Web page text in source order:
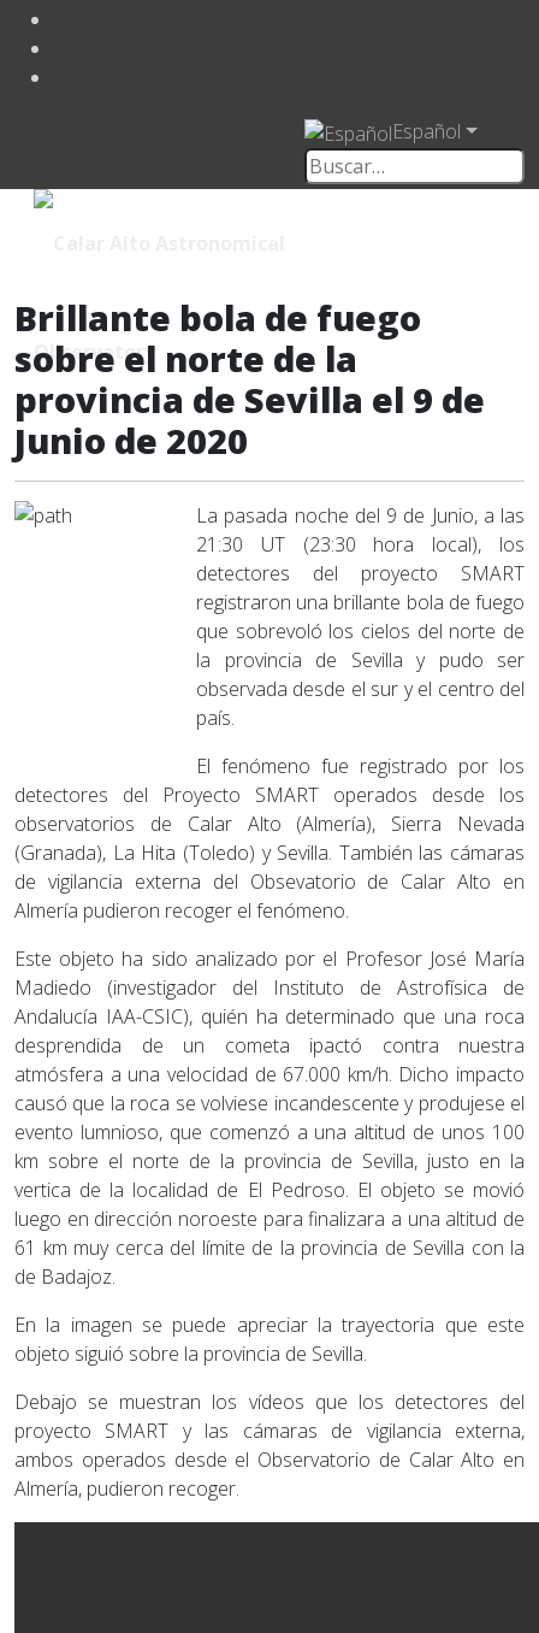
Español
Brillante bola de fuego
sobre el norte de la
provincia de Sevilla el 9 de
Junio de 2020
La pasada noche del 9 de Junio, a las
21:30 UT (23:30 hora local), los
detectores del proyecto SMART
registraron una brillante bola de fuego
que sobrevoló los cielos del norte de
la provincia de Sevilla y pudo ser
observada desde el sur y el centro del
país.
El fenómeno fue registrado por los
detectores del Proyecto SMART operados desde los
observatorios de Calar Alto (Almería), Sierra Nevada
(Granada), La Hita (Toledo) y Sevilla. También las cámaras
de vigilancia externa del Obsevatorio de Calar Alto en
Almería pudieron recoger el fenómeno.
Este objeto ha sido analizado por el Profesor José María
Madiedo (investigador del Instituto de Astrofísica de
Andalucía IAA-CSIC), quién ha determinado que una roca
desprendida de un cometa ipactó contra nuestra
atmósfera a una velocidad de 67.000 km/h. Dicho impacto
causó que la roca se volviese incandescente y produjese el
evento lumnioso, que comenzó a una altitud de unos 100
km sobre el norte de la provincia de Sevilla, justo en la
vertica de la localidad de El Pedroso. El objeto se movió
luego en dirección noroeste para finalizara a una altitud de
61 km muy cerca del límite de la provincia de Sevilla con la
de Badajoz.
En la imagen se puede apreciar la trayectoria que este
objeto siguió sobre la provincia de Sevilla.
Debajo se muestran los vídeos que los detectores del
proyecto SMART y las cámaras de vigilancia externa,
ambos operados desde el Observatorio de Calar Alto en
Almería, pudieron recoger.